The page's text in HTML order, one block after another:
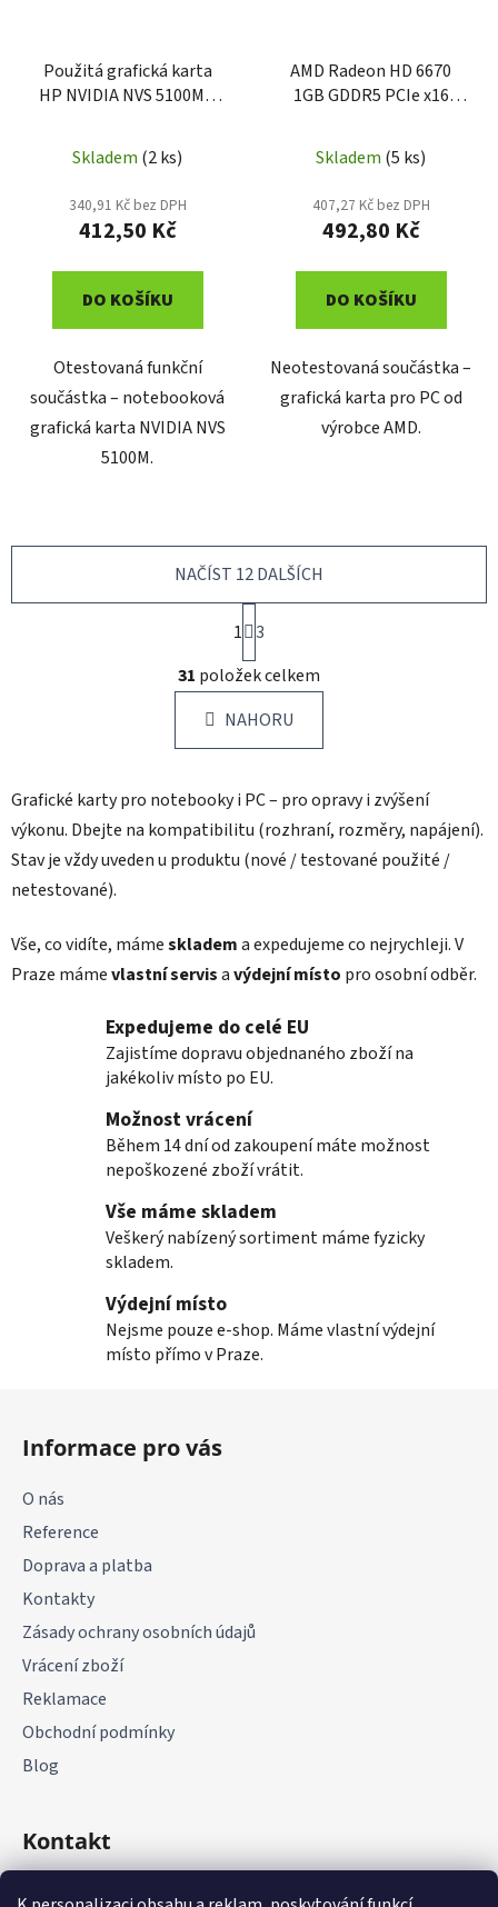
Použitá grafická karta
HP NVIDIA NVS 5100M 1
Skladem (2 ks)
340,91 Kč bez DPH
412,50 Kč
DO KOŠÍKU
Otestovaná funkční
součástka – notebooková
grafická karta NVIDIA NVS
5100M.
AMD Radeon HD 6670
1GB GDDR5 PCIe x16
Skladem (5 ks)
407,27 Kč bez DPH
492,80 Kč
DO KOŠÍKU
Neotestovaná součástka –
grafická karta pro PC od
výrobce AMD.
O
v
l
á
d
c
í
p
r
y
v
p
i
s
NAČÍST 12 DALŠÍCH
S
t
r
á
n
k
n
í
1 3
31 položek celkem
NAHORU
Grafické karty pro notebooky i PC – pro opravy i zvýšení
výkonu. Dbejte na kompatibilitu (rozhraní, rozměry, napájení).
Stav je vždy uveden u produktu (nové / testované použité /
netestované).
Vše, co vidíte, mámeskladema expedujeme co nejrychleji. V
Praze mámevlastní servisavýdejní místo pro osobní odběr.
Expedujeme do celé EU
Zajistíme dopravu objednaného zboží na
jakékoliv místo po EU.
Možnost vrácení
Během 14 dní od zakoupení máte možnost
nepoškozené zboží vrátit.
Vše máme skladem
Veškerý nabízený sortiment máme fyzicky
skladem.
Výdejní místo
Nejsme pouze e-shop. Máme vlastní výdejní
místo přímo v Praze.
Informace pro vás
O nás
Reference
Doprava a platba
Kontakty
Zásady ochrany osobních údajů
Vrácení zboží
Reklamace
Obchodní podmínky
Blog
Kontakt
+420 775 177 085